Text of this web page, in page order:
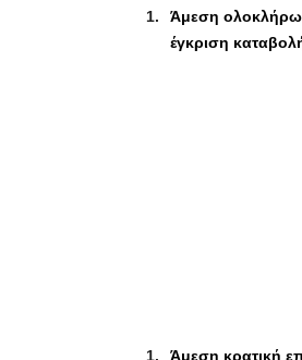
Άμεση
έγκριση
Άμεση κρατική